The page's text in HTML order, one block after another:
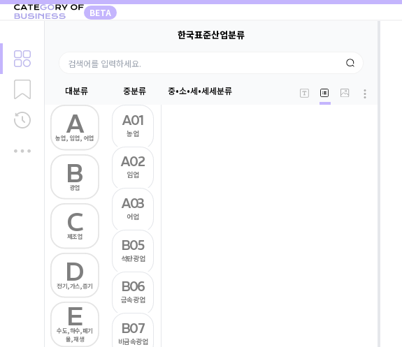
BETA
한국표준산업분류
대분류 중분류 중•소•세•세세분류
A
농업, 임업, 어업
B
광업
C
제조업
D
전기,가스,증기
E
수도,하수,폐기
물,재생
A01
농업
A02
임업
A03
어업
B05
석탄광업
B06
금속광업
B07
비금속광업